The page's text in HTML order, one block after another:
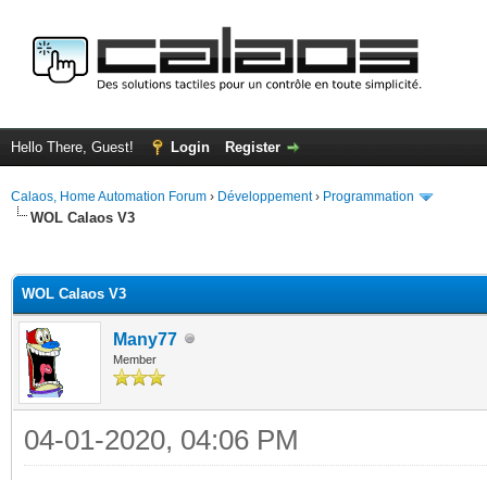
Hello There, Guest! Login Register
Calaos, Home Automation Forum › Développement› Programmation
WOL Calaos V3
WOL Calaos V3
Many77
Member
04-01-2020, 04:06 PM